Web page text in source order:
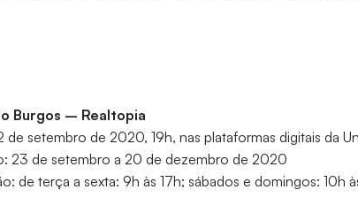
Burgos – Realtopia
de setembro de 2020, 19h, nas plataformas digitais da
23 de setembro a 20 de dezembro de 2020
de terça a sexta: 9h às 17h; sábados e domingos: 10h